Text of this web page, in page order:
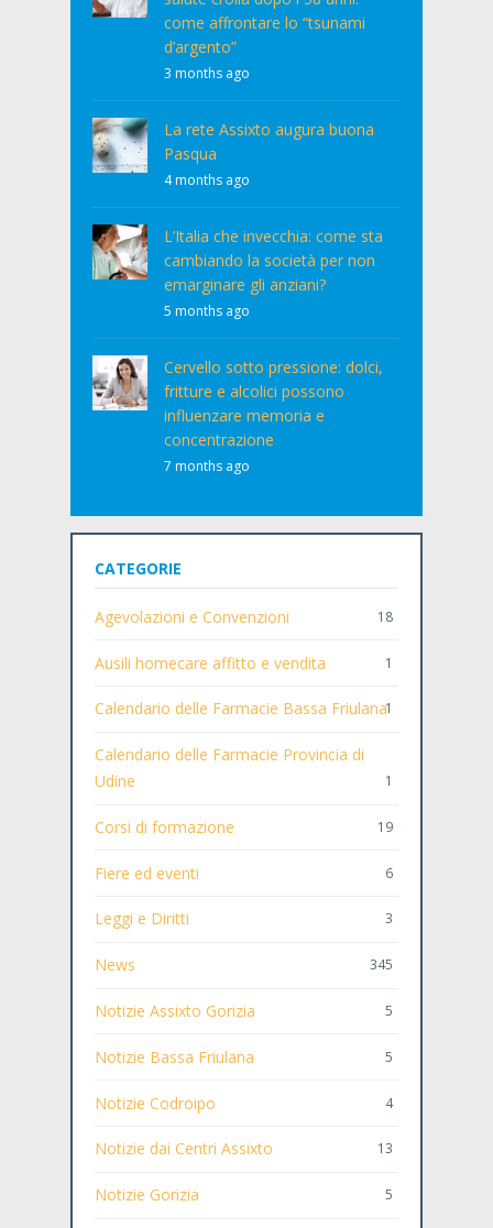
come affrontare lo “tsunami
d’argento”
3 months ago
La rete Assixto augura buona
Pasqua
4 months ago
L’Italia che invecchia: come sta
cambiando la società per non
emarginare gli anziani?
5 months ago
Cervello sotto pressione: dolci,
fritture e alcolici possono
influenzare memoria e
concentrazione
7 months ago
CATEGORIE
Agevolazioni e Convenzioni 18
Ausili homecare affitto e vendita 1
Calendario delle Farmacie Bassa Friulana1
Calendario delle Farmacie Provincia di
Udine
1
Corsi di formazione 19
Fiere ed eventi 6
Leggi e Diritti 3
News 345
Notizie Assixto Gorizia 5
Notizie Bassa Friulana 5
Notizie Codroipo 4
Notizie dai Centri Assixto 13
Notizie Gorizia 5